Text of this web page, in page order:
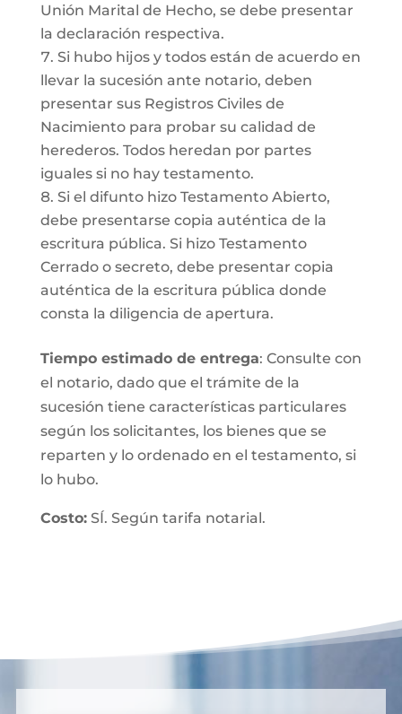
Unión Marital de Hecho, se debe presentar
la declaración respectiva.
Si hubo hijos y todos están de acuerdo en
llevar la sucesión ante notario, deben
presentar sus Registros Civiles de
Nacimiento para probar su calidad de
herederos. Todos heredan por partes
iguales si no hay testamento.
Si el difunto hizo Testamento Abierto,
debe presentarse copia auténtica de la
escritura pública. Si hizo Testamento
Cerrado o secreto, debe presentar copia
auténtica de la escritura pública donde
consta la diligencia de apertura.
Tiempo estimado de entrega: Consulte con
el notario, dado que el trámite de la
sucesión tiene características particulares
según los solicitantes, los bienes que se
reparten y lo ordenado en el testamento, si
lo hubo.
Costo:SÍ. Según tarifa notarial.